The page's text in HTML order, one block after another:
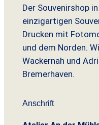
w
a
r
:
9
,
9
9
m
a
N
e
u
e
H
Der Souvenirshop
einzigartigen
Drucken mit
und dem Norden.
Wackernah und
Bremerhaven.
Anschrift